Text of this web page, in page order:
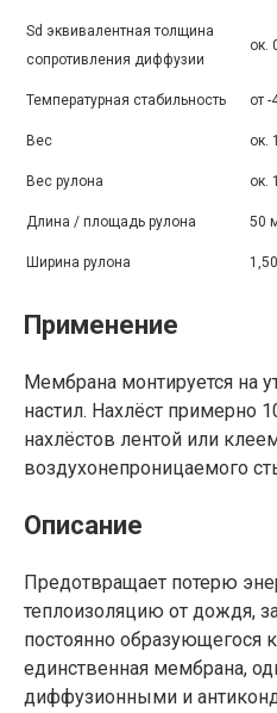
Sd эквивалентная толщина
сопротивления диффузии
ок.
Температурная стабильность от -
Вес ок.
Вес рулона ок.
Длина / площадь рулона 50
Ширина рулона
Применение
Мембрана монтируется на
настил. Нахлёст примерно
нахлёстов лентой или
воздухонепроницаемого
Описание
Предотвращает потерю
теплоизоляцию от дождя,
постоянно образующегося
единственная мембрана,
диффузионными и